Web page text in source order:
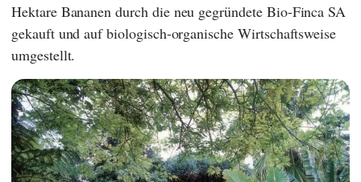
Hektare Bananen durch die neu gegründete Bio-Finca SA
gekauft und auf biologisch-organische Wirtschaftsweise
umgestellt.